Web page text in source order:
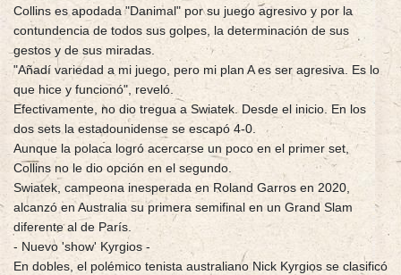
Collins es apodada "Danimal" por su juego agresivo y por la
contundencia de todos sus golpes, la determinación de sus
gestos y de sus miradas.
"Añadí variedad a mi juego, pero mi plan A es ser agresiva. Es lo
que hice y funcionó", reveló.
Efectivamente, no dio tregua a Swiatek. Desde el inicio. En los
dos sets la estadounidense se escapó 4-0.
Aunque la polaca logró acercarse un poco en el primer set,
Collins no le dio opción en el segundo.
Swiatek, campeona inesperada en Roland Garros en 2020,
alcanzó en Australia su primera semifinal en un Grand Slam
diferente al de París.
- Nuevo 'show' Kyrgios -
En dobles, el polémico tenista australiano Nick Kyrgios se clasificó